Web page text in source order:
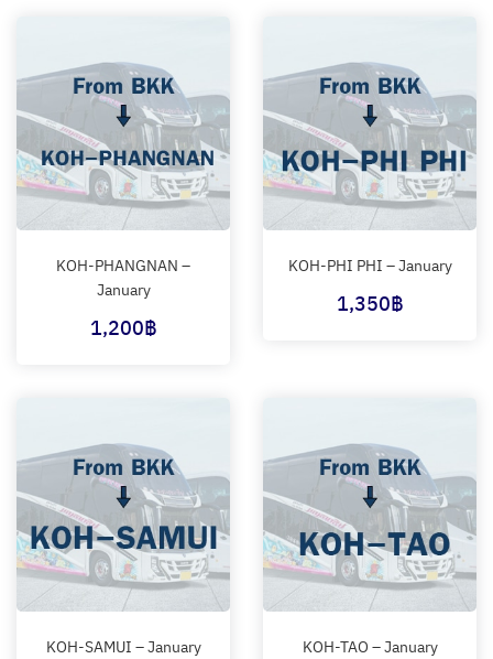
KOH-PHANGNAN –
January
1,200฿
KOH-PHI PHI – January
1,350฿
KOH-SAMUI – January KOH-TAO – January